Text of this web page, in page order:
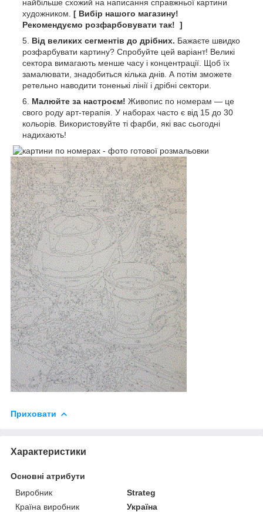
найбільше схожий на написання справжньої картини
художником. [ Вибір нашого магазину!
Рекомендуємо розфарбовувати так! ]
Від великих сегментів до дрібних. Бажаєте швидко
розфарбувати картину? Спробуйте цей варіант! Великі
сектора вимагають менше часу і концентрації. Щоб їх
замалювати, знадобиться кілька днів. А потім зможете
ретельно наводити тоненькі лінії і дрібні сектори.
Малюйте за настроєм! Живопис по номерам — це
свого роду арт-терапія. У наборах часто є від 15 до 30
кольорів. Використовуйте ті фарби, які вас сьогодні
надихають!
Приховати
Характеристики
Основні атрибути
Виробник
Strateg
Країна виробник
Україна